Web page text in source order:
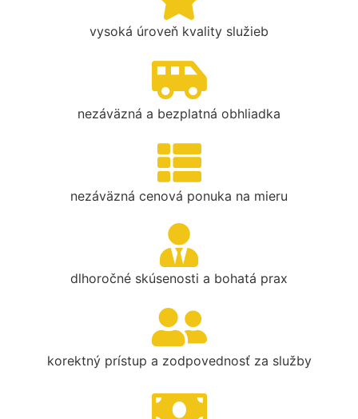
vysoká úroveň kvality služieb
nezáväzná a bezplatná obhliadka
nezáväzná cenová ponuka na mieru
dlhoročné skúsenosti a bohatá prax
korektný prístup a zodpovednosť za služby